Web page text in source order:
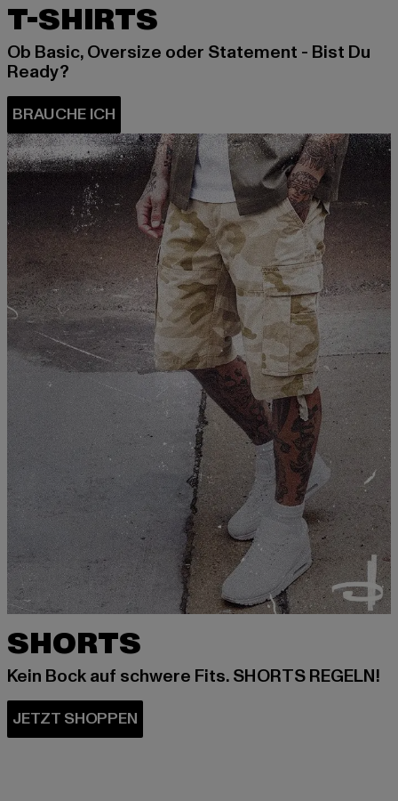
T-SHIRTS
Ob Basic, Oversize oder Statement - Bist Du
Ready?
SHORTS
Kein Bock auf schwere Fits. SHORTS REGELN!